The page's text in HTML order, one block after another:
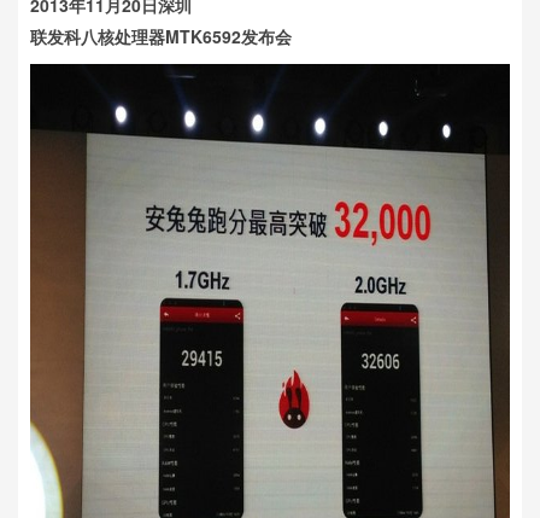
2013年11月20日深圳
联发科八核处理器MTK6592发布会